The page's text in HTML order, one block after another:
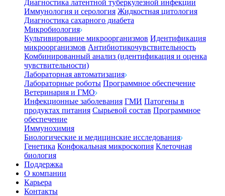
Диагностика латентной туберкулезной инфекции
Иммунология и серология Жидкостная цитология
Диагностика сахарного диабета
Микробиология
Культивирование микроорганизмов Идентификация
микроорганизмов Антибиотикочувствительность
Комбинированный анализ (идентификация и оценка
чувствительности)
Лабораторная автоматизация
Лабораторные роботы Программное обеспечение
Ветеринария и ГМО
Инфекционные заболевания ГМИ Патогены в
продуктах питания Сырьевой состав Программное
обеспечение
Иммунохимия
Биологические и медицинские исследования
Генетика Конфокальная микроскопия Клеточная
биология
Поддержка
О компании
Карьера
Контакты